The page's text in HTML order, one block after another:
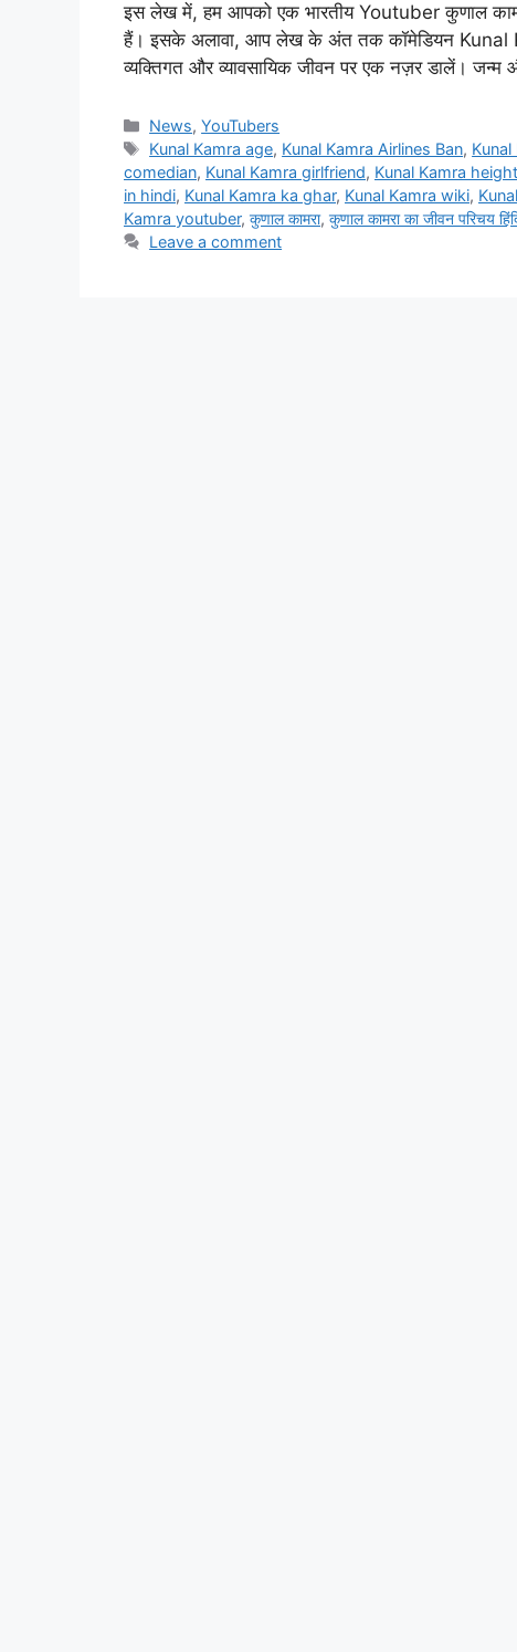
इस लेख में, हम आपको एक भारतीय Youtuber कुणाल
हैं। इसके अलावा, आप लेख के अंत तक कॉमेडियन Kunal
व्यक्तिगत और व्यावसायिक जीवन पर एक नज़र डालें। जन्म
Categories
News,YouTubers
Tags
Kunal Kamra age, Kunal Kamra Airlines Ban, Kunal
comedian, Kunal Kamra girlfriend, Kunal Kamra height
in hindi, Kunal Kamra ka ghar, Kunal Kamra wiki,
Kamra youtuber, कुणाल कामरा, कुणाल कामरा का जीवन परिचय
Leave a comment